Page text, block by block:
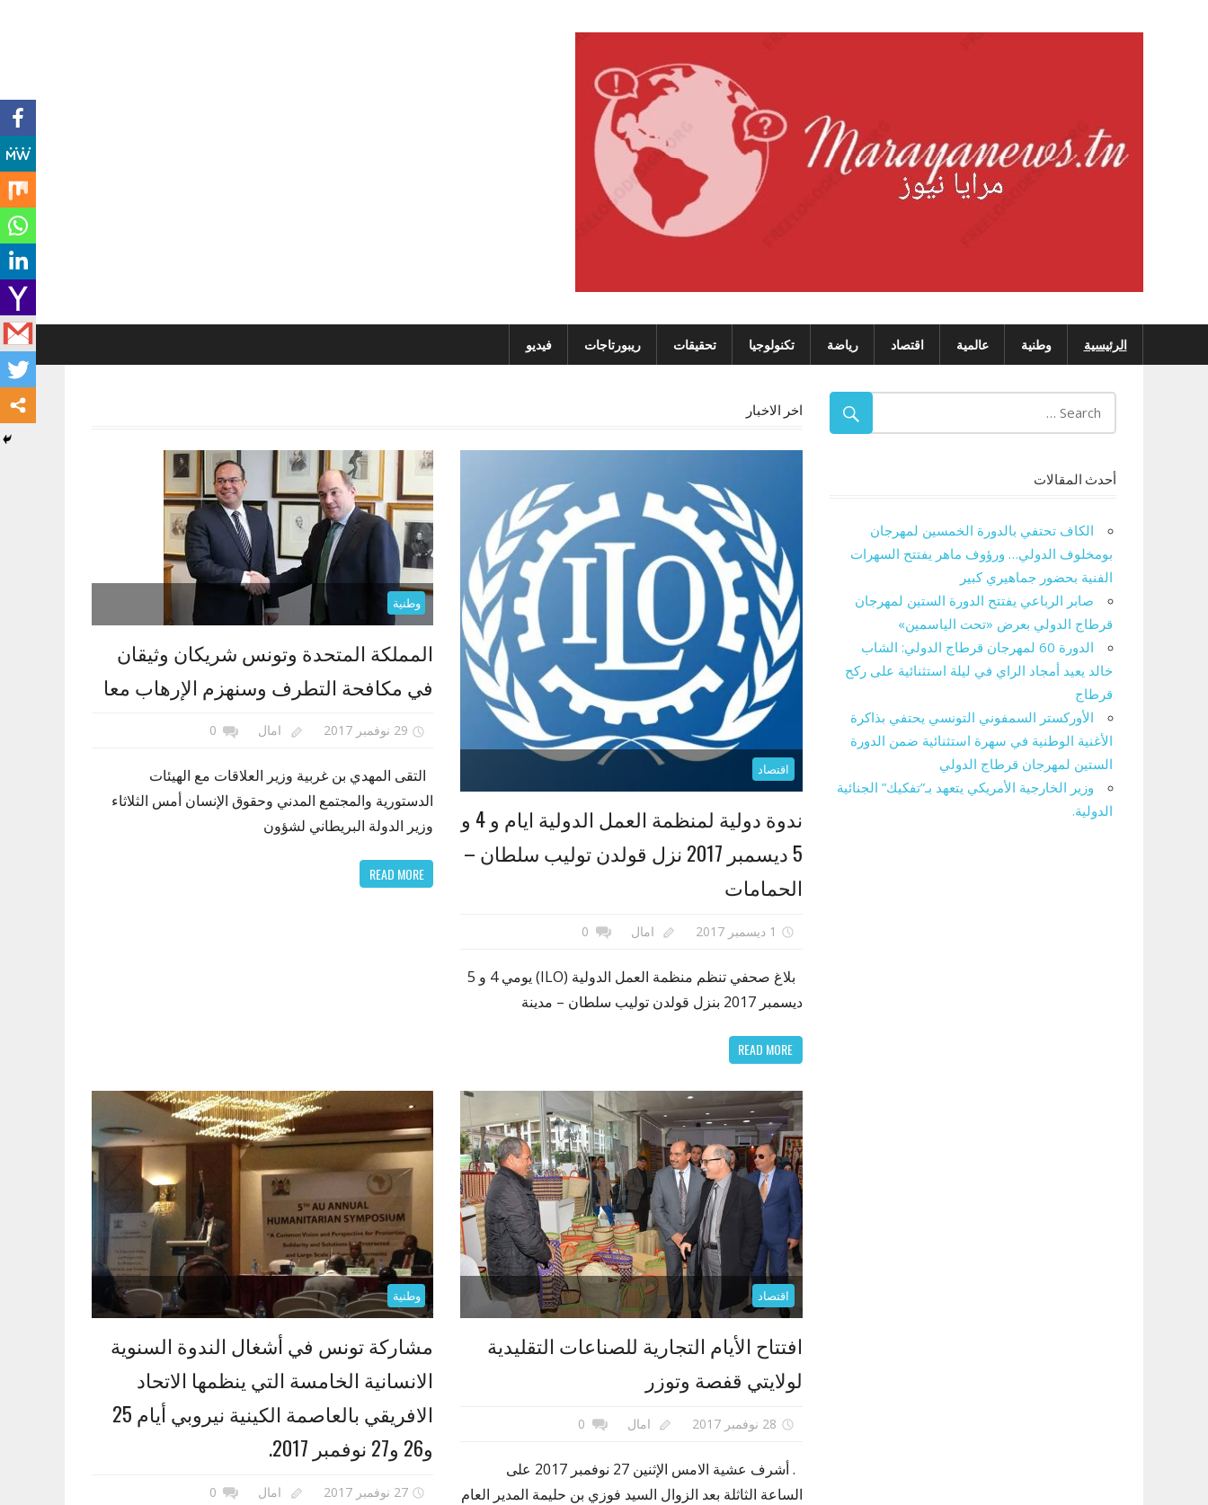
الرئيسية وطنية عالمية اقتصاد رياضة تكنولوجيا تحقيقات ريبورتاجات فيديو
اخر الاخبار
اقتصاد
ندوة دولية لمنظمة العمل الدولية ايام و 4 و
5 ديسمبر 2017 نزل قولدن توليب سلطان –
الحمامات
1 ديسمبر 2017 امال 0
بلاغ صحفي تنظم منظمة العمل الدولية (ILO) يومي 4 و 5
ديسمبر 2017 بنزل قولدن توليب سلطان – مدينة
READ MORE
وطنية
المملكة المتحدة وتونس شريكان وثيقان
في مكافحة التطرف وسنهزم الإرهاب معا
29 نوفمبر 2017 امال 0
التقى المهدي بن غربية وزير العلاقات مع الهيئات
الدستورية والمجتمع المدني وحقوق الإنسان أمس الثلاثاء
وزير الدولة البريطاني لشؤون
READ MORE
اقتصاد
افتتاح الأيام التجارية للصناعات التقليدية
لولايتي قفصة وتوزر
28 نوفمبر 2017 امال 0
. أشرف عشية الامس الإثنين 27 نوفمبر 2017 على
الساعة الثاثلة بعد الزوال السيد فوزي بن حليمة المدير العام
وطنية
مشاركة تونس في أشغال الندوة السنوية
الانسانية الخامسة التي ينظمها الاتحاد
الافريقي بالعاصمة الكينية نيروبي أيام 25
و26 و27 نوفمبر 2017.
27 نوفمبر 2017 امال 0
أحدث المقالات
الكاف تحتفي بالدورة الخمسين لمهرجان
بومخلوف الدولي… ورؤوف ماهر يفتتح السهرات
الفنية بحضور جماهيري كبير
صابر الرباعي يفتتح الدورة الستين لمهرجان
قرطاج الدولي بعرض «تحت الياسمين»
الدورة 60 لمهرجان قرطاج الدولي: الشاب
خالد يعيد أمجاد الراي في ليلة استثنائية على ركح
قرطاج
الأوركستر السمفوني التونسي يحتفي بذاكرة
الأغنية الوطنية في سهرة استثنائية ضمن الدورة
الستين لمهرجان قرطاج الدولي
وزير الخارجية الأمريكي يتعهد بـ”تفكيك” الجنائية
الدولية.